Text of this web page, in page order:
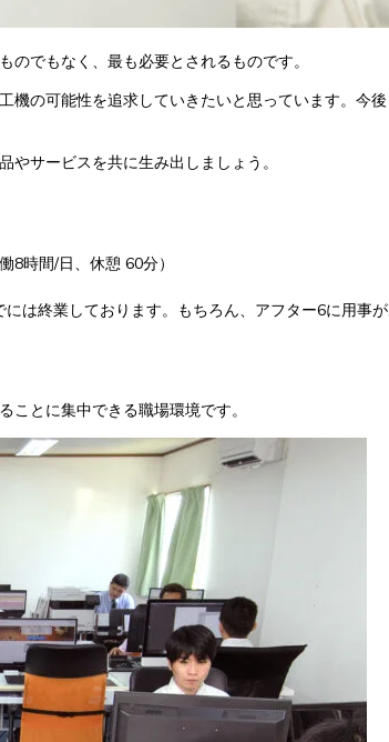
でもなく、最も必要とされるものです。
の可能性を追求していきたいと思っています。今
サービスを共に生み出しましょう。
8時間/日、休憩 60分）
は終業しております。もちろん、アフター6に用
とに集中できる職場環境です。